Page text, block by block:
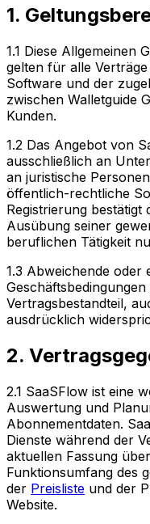
1.
1.1 Diese Allgemeinen
gelten für alle
Software und der
zwischen Walletguide
Kunden.
1.2 Das Angebot von
ausschließlich an
an juristische
öffentlich-rechtliche
Registrierung bestätigt
Ausübung seiner
beruflichen Tätigkeit
1.3 Abweichende oder
Vertragsbestandteil,
ausdrücklich
2.
2.1 SaaSFlow ist eine
Auswertung und
Abonnementdaten.
Dienste während der
aktuellen Fassung
Funktionsumfang des
der Preisliste und der
Website.